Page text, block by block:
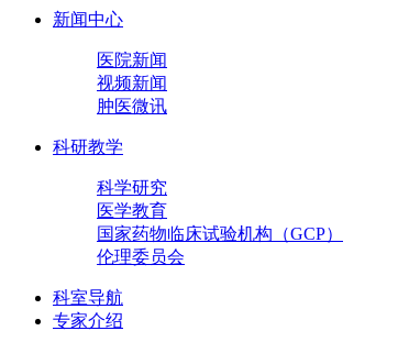
新闻中心
医院新闻
视频新闻
肿医微讯
科研教学
科学研究
医学教育
国家药物临床试验机构（GCP）
伦理委员会
科室导航
专家介绍